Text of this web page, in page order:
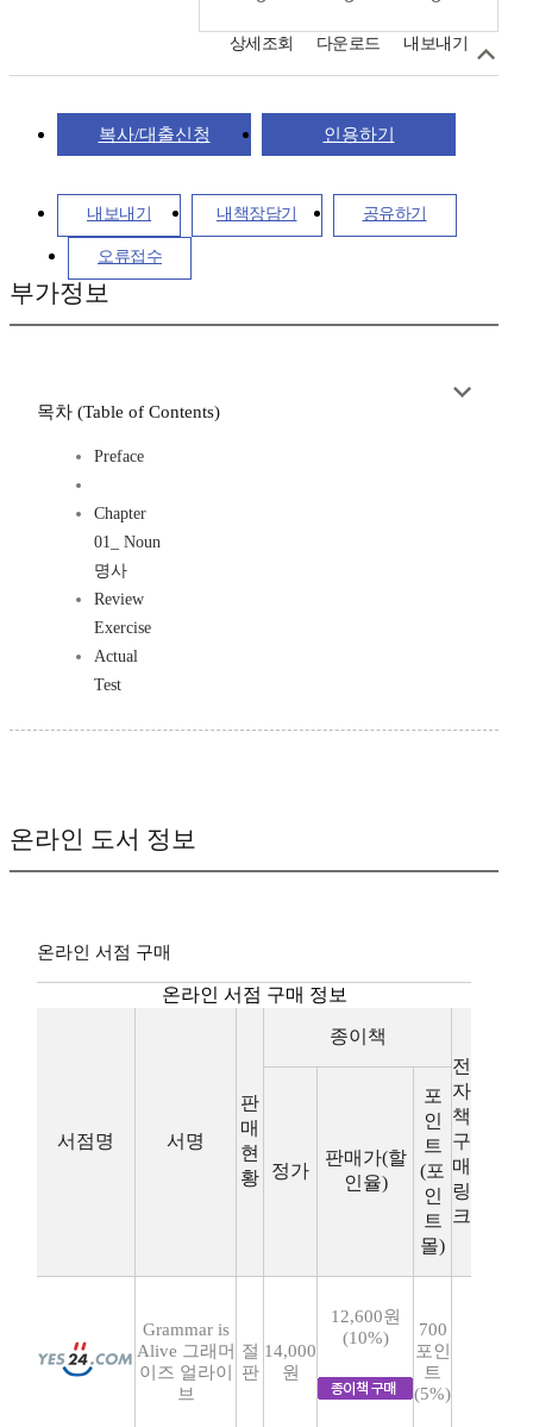
상세조회 다운로드 내보내기
복사/대출신청 인용하기
내보내기 내책장담기 공유하기
오류접수
부가정보
목차 (Table of Contents)
Preface
Chapter
01_ Noun
명사
Review
Exercise
Actual
Test
온라인 도서 정보
온라인 서점 구매
온라인 서점 구매 정보
서점명 서명
판
매
현
황
종이책
전
자
책
구
매
링
크
정가
판매가(할
인율)
포
인
트
(포
인
트
몰)
Grammar is
Alive 그래머
이즈 얼라이
브
절
판
14,000
원
12,600원
(10%)
700
포인
트
(5%)